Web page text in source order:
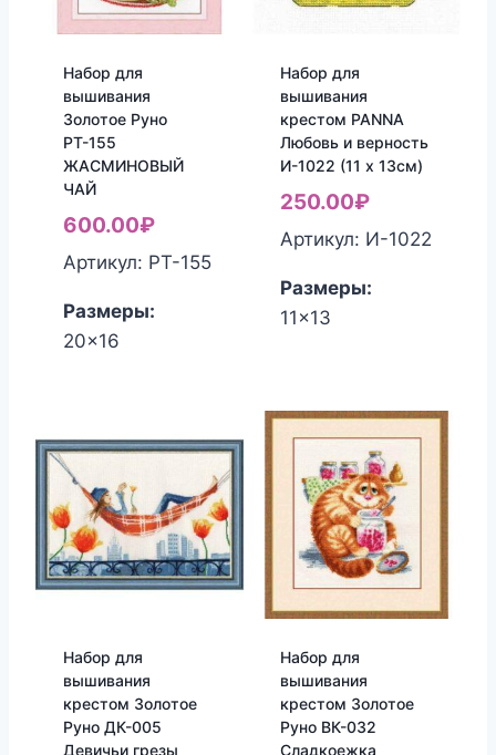
Набор для
вышивания
Золотое Руно
РТ-155
ЖАСМИНОВЫЙ
ЧАЙ
600.00₽
Артикул: РТ-155
Размеры:
20x16
Набор для
вышивания
крестом PANNA
Любовь и верность
И-1022 (11 х 13см)
250.00₽
Артикул: И-1022
Размеры:
11x13
Набор для
вышивания
крестом Золотое
Руно ДК-005
Девичьи грезы
Набор для
вышивания
крестом Золотое
Руно ВК-032
Сладкоежка